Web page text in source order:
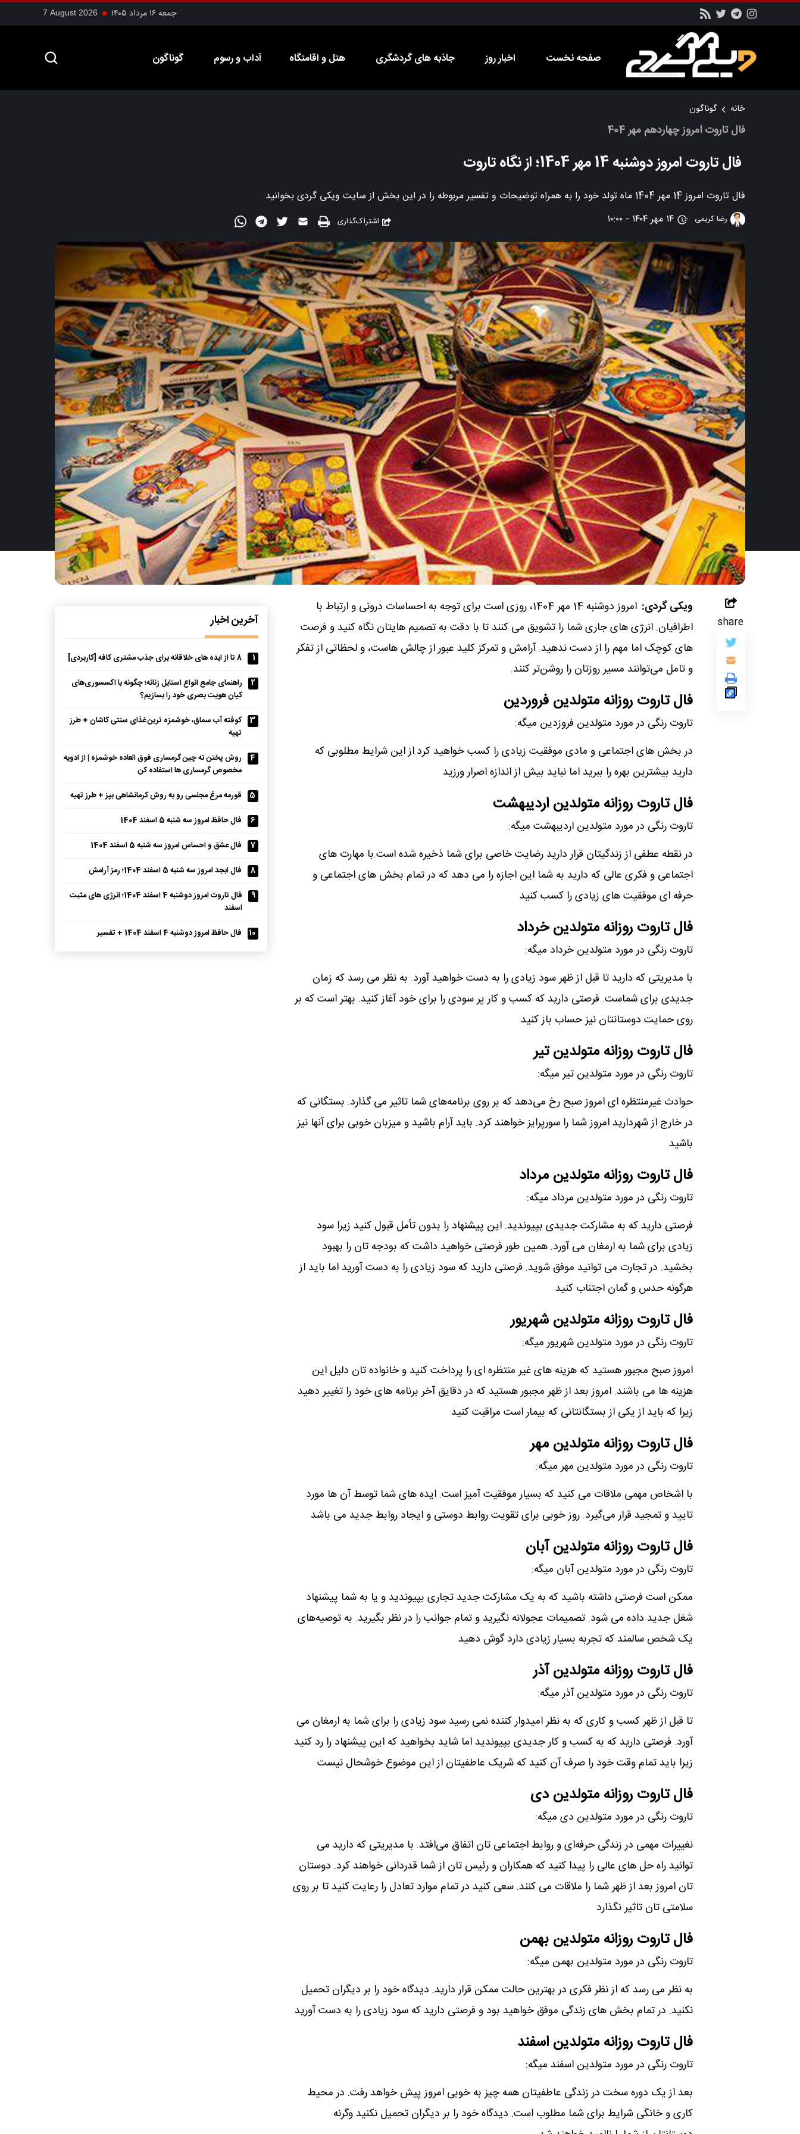
جمعه ۱۶ مرداد ۱۴۰۵ 7 August 2026
صفحه نخست اخبار روز جاذبه های گردشگری هتل و اقامتگاه آداب و رسوم گوناگون
خانه گوناگون
فال تاروت امروز چهاردهم مهر 404
فال تاروت امروز دوشنبه 14 مهر 1404؛ از نگاه تاروت
فال تاروت امروز 14 مهر 1404 ماه تولد خود را به همراه توضیحات و تفسیر مربوطه را در این بخش از سایت ویکی گردی بخوانید
اشتراک‌گذاری رضا کریمی ۱۴ مهر ۱۴۰۴ - ۱۰:۰۰
ویکی گردی:
امروز دوشنبه 14 مهر 1404، روزی است برای توجه به احساسات درونی و ارتباط با
اطرافیان. انرژی‌ های جاری شما را تشویق می‌ کنند تا با دقت به تصمیم‌ هایتان نگاه کنید و فرصت‌
های کوچک اما مهم را از دست ندهید. آرامش و تمرکز کلید عبور از چالش‌ هاست، و لحظاتی از تفکر
و تامل می‌توانند مسیر روزتان را روشن‌تر کنند.
فال تاروت روزانه متولدین فروردین
تاروت رنگی در مورد متولدین فروزدین میگه:
در بخش های اجتماعی و مادی موفقیت زیادی را کسب خواهید کرد.از این شرایط مطلوبی که
دارید بیشترین بهره را ببرید اما نباید بیش از اندازه اصرار ورزید
فال تاروت روزانه متولدین اردیبهشت
تاروت رنگی در مورد متولدین اردیبهشت میگه:
در نقطه عطفی از زندگیتان قرار دارید رضایت خاصی برای شما ذخیره شده است.با مهارت های
اجتماعی و فکری عالی که دارید به شما این اجازه را می دهد که در تمام بخش های اجتماعی و
حرفه ای موفقیت های زیادی را کسب کنید
فال تاروت روزانه متولدین خرداد
تاروت رنگی در مورد متولدین خرداد میگه:
با مدیریتی که دارید تا قبل از ظهر سود زیادی را به دست خواهید آورد. به نظر می رسد که زمان
جدیدی برای شماست. فرصتی دارید که کسب و کار پر سودی را برای خود آغاز کنید. بهتر است که بر
روی حمایت دوستانتان نیز حساب باز کنید
فال تاروت روزانه متولدین تیر
تاروت رنگی در مورد متولدین تیر میگه:
حوادث غیرمنتظره ای امروز صبح رخ می‌دهد که بر روی برنامه‌های شما تاثیر می گذارد. بستگانی که
در خارج از شهردارید امروز شما را سورپرایز خواهند کرد. باید آرام باشید و میزبان خوبی برای آنها نیز
باشید
فال تاروت روزانه متولدین مرداد
تاروت رنگی در مورد متولدین مرداد میگه:
فرصتی دارید که به مشارکت جدیدی بپیوندید. این پیشنهاد را بدون تأمل قبول کنید زیرا سود
زیادی برای شما به ارمغان می آورد. همین طور فرصتی خواهید داشت که بودجه تان را بهبود
بخشید. در تجارت می توانید موفق شوید. فرصتی دارید که سود زیادی را به دست آورید اما باید از
هرگونه حدس و گمان اجتناب کنید
فال تاروت روزانه متولدین شهریور
تاروت رنگی در مورد متولدین شهریور میگه:
امروز صبح مجبور هستید که هزینه های غیر منتظره ای را پرداخت کنید و خانواده تان دلیل این
هزینه ها می باشند. امروز بعد از ظهر مجبور هستید که در دقایق آخر برنامه های خود را تغییر دهید
زیرا که باید از یکی از بستگانتانی که بیمار است مراقبت کنید
فال تاروت روزانه متولدین مهر
تاروت رنگی در مورد متولدین مهر میگه:
با اشخاص مهمی ملاقات می کنید که بسیار موفقیت آمیز است. ایده های شما توسط آن ها مورد
تایید و تمجید قرار می‌گیرد. روز خوبی برای تقویت روابط دوستی و ایجاد روابط جدید می باشد
فال تاروت روزانه متولدین آبان
تاروت رنگی در مورد متولدین آبان میگه:
ممکن است فرصتی داشته باشید که به یک مشارکت جدید تجاری بپیوندید و یا به شما پیشنهاد
شغل جدید داده می شود. تصمیمات عجولانه نگیرید و تمام جوانب را در نظر بگیرید. به توصیه‌های
یک شخص سالمند که تجربه بسیار زیادی دارد گوش دهید
فال تاروت روزانه متولدین آذر
تاروت رنگی در مورد متولدین آذر میگه:
تا قبل از ظهر کسب و کاری که به نظر امیدوار کننده نمی رسید سود زیادی را برای شما به ارمغان می
آورد. فرصتی دارید که به کسب و کار جدیدی بپیوندید اما شاید بخواهید که این پیشنهاد را رد کنید
زیرا باید تمام وقت خود را صرف آن کنید که شریک عاطفیتان از این موضوع خوشحال نیست
فال تاروت روزانه متولدین دی
تاروت رنگی در مورد متولدین دی میگه:
نغییرات مهمی در زندگی حرفه‌ای و روابط اجتماعی تان اتفاق می‌افتد. با مدیریتی که دارید می
توانید راه حل های عالی را پیدا کنید که همکاران و رئیس تان از شما قدردانی خواهند کرد. دوستان
تان امروز بعد از ظهر شما را ملاقات می کنند. سعی کنید در تمام موارد تعادل را رعایت کنید تا بر روی
سلامتی تان تاثیر نگذارد
فال تاروت روزانه متولدین بهمن
تاروت رنگی در مورد متولدین بهمن میگه:
به نظر می رسد که از نظر فکری در بهترین حالت ممکن قرار دارید. دیدگاه خود را بر دیگران تحمیل
نکنید. در تمام بخش های زندگی موفق خواهید بود و فرصتی دارید که سود زیادی را به دست آورید
فال تاروت روزانه متولدین اسفند
تاروت رنگی در مورد متولدین اسفند میگه:
بعد از یک دوره سخت در زندگی عاطفیتان همه چیز به خوبی امروز پیش خواهد رفت. در محیط
کاری و خانگی شرایط برای شما مطلوب است. دیدگاه خود را بر دیگران تحمیل نکنید وگرنه
آخرین اخبار
1
8 تا از ایده های خلاقانه برای جذب مشتری کافه [کاربردی]
2
راهنمای جامع انواع استایل زنانه؛ چگونه با اکسسوری‌های
کیان هویت بصری خود را بسازیم؟
3
کوفته آب سماق، خوشمزه ترین غذای سنتی کاشان + طرز
تهیه
4
روش پختن ته چین گرمساری فوق العاده خوشمزه | از ادویه
مخصوص گرمساری ها استفاده کن
5
قورمه مرغ مجلسی رو به روش کرمانشاهی بپز + طرز تهیه
6
فال حافظ امروز سه شنبه 5 اسفند 1404
7
فال عشق و احساس امروز سه شنبه 5 اسفند 1404
8
فال ابجد امروز سه شنبه 5 اسفند 1404؛ رمز آرامش
9
فال تاروت امروز دوشنبه 4 اسفند 1404؛ انرژی های مثبت
اسفند
10
فال حافظ امروز دوشنبه 4 اسفند 1404 + تفسیر
share